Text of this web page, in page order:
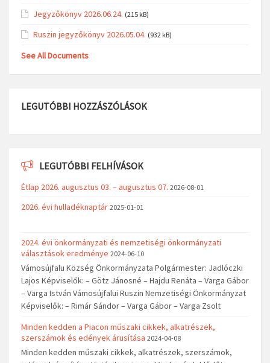
Jegyzőkönyv 2026.06.24. (215 kB)
Ruszin jegyzőkönyv 2026.05.04. (932 kB)
See All Documents
LEGUTÓBBI HOZZÁSZÓLÁSOK
LEGUTÓBBI FELHÍVÁSOK
Étlap 2026. augusztus 03. – augusztus 07. 2026-08-01
2026. évi hulladéknaptár 2025-01-01
2024. évi önkormányzati és nemzetiségi önkormányzati
választások eredménye 2024-06-10
Vámosújfalu Község Önkormányzata Polgármester: Jadlóczki
Lajos Képviselők: – Götz Jánosné – Hajdu Renáta – Varga Gábor
– Varga István Vámosújfalui Ruszin Nemzetiségi Önkormányzat
Képviselők: – Rimár Sándor – Varga Gábor – Varga Zsolt
Minden kedden a Piacon műszaki cikkek, alkatrészek,
szerszámok és edények árusítása 2024-04-08
Minden kedden műszaki cikkek, alkatrészek, szerszámok,